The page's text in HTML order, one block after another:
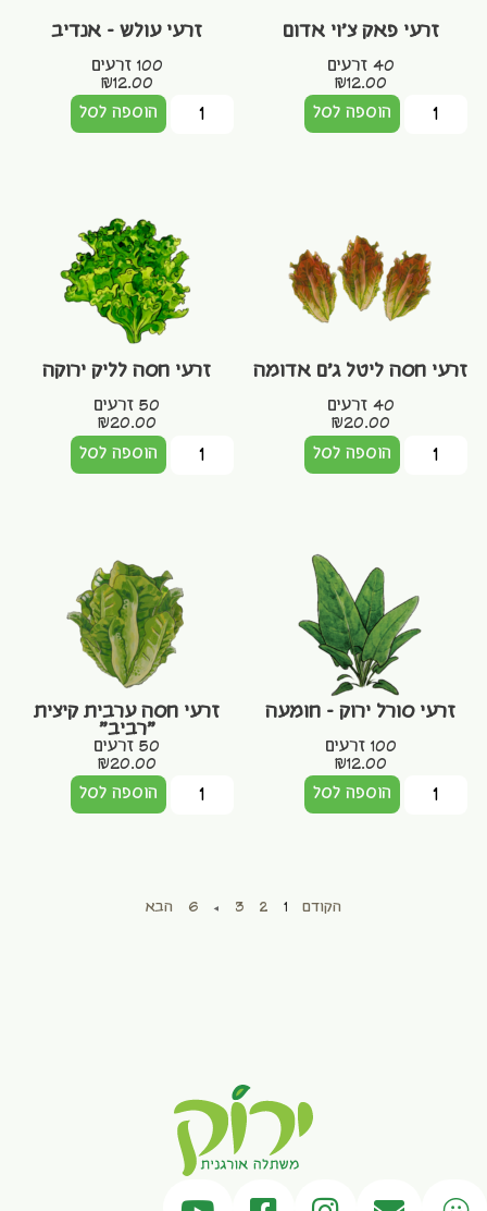
זרעי פאק צ'וי אדום
40 זרעים
₪12.00
הוספה לסל
זרעי עולש – אנדיב
100 זרעים
₪12.00
הוספה לסל
זרעי חסה ליטל ג'ם אדומה
40 זרעים
₪20.00
הוספה לסל
זרעי חסה לליק ירוקה
50 זרעים
₪20.00
הוספה לסל
זרעי סורל ירוק – חומעה
100 זרעים
₪12.00
הוספה לסל
זרעי חסה ערבית קיצית
"רביב"
50 זרעים
₪20.00
הוספה לסל
הקודם 1
2
3
…
6 הבא